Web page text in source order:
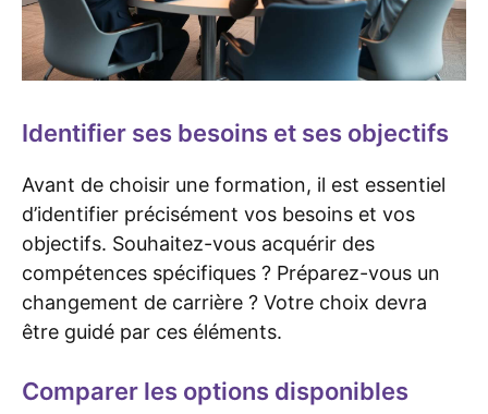
Identifier ses besoins et ses objectifs
Avant de choisir une formation, il est essentiel
d’identifier précisément vos besoins et vos
objectifs. Souhaitez-vous acquérir des
compétences spécifiques ? Préparez-vous un
changement de carrière ? Votre choix devra
être guidé par ces éléments.
Comparer les options disponibles